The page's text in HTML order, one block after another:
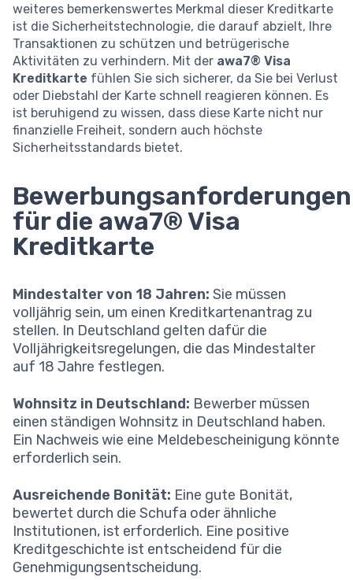
weiteres bemerkenswertes Merkmal dieser Kreditkarte
ist die Sicherheitstechnologie, die darauf abzielt, Ihre
Transaktionen zu schützen und betrügerische
Aktivitäten zu verhindern. Mit der awa7® Visa
Kreditkarte fühlen Sie sich sicherer, da Sie bei Verlust
oder Diebstahl der Karte schnell reagieren können. Es
ist beruhigend zu wissen, dass diese Karte nicht nur
finanzielle Freiheit, sondern auch höchste
Sicherheitsstandards bietet.
Bewerbungsanforderungen
für die awa7® Visa
Kreditkarte
Mindestalter von 18 Jahren: Sie müssen
volljährig sein, um einen Kreditkartenantrag zu
stellen. In Deutschland gelten dafür die
Volljährigkeitsregelungen, die das Mindestalter
auf 18 Jahre festlegen.
Wohnsitz in Deutschland: Bewerber müssen
einen ständigen Wohnsitz in Deutschland haben.
Ein Nachweis wie eine Meldebescheinigung könnte
erforderlich sein.
Ausreichende Bonität: Eine gute Bonität,
bewertet durch die Schufa oder ähnliche
Institutionen, ist erforderlich. Eine positive
Kreditgeschichte ist entscheidend für die
Genehmigungsentscheidung.